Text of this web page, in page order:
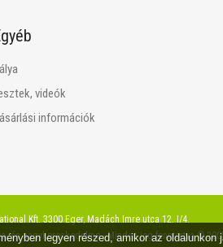
legyen részed, amikor az oldalunkon
videók
információk
Kft. 3300 Eger, Madách Imre utca 12. I/4.
és nagykereskedelme - Minden jog fenntartva ©